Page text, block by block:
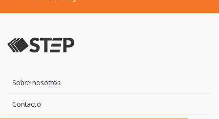
Sobre nosotros
Contacto